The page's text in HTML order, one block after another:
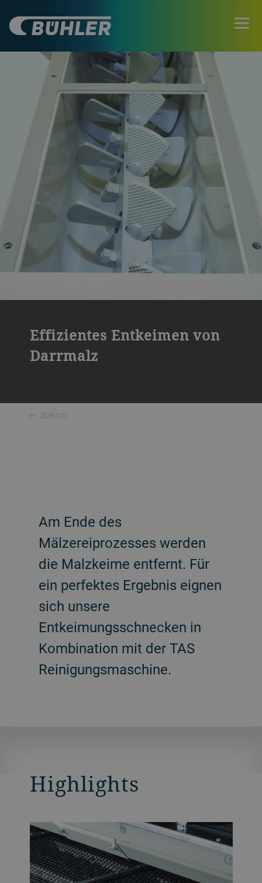
Effizientes Entkeimen von
Darrmalz
ZURÜCK
Am Ende des
Mälzereiprozesses werden
die Malzkeime entfernt. Für
ein perfektes Ergebnis eignen
sich unsere
Entkeimungsschnecken in
Kombination mit der TAS
Reinigungsmaschine.
Highlights